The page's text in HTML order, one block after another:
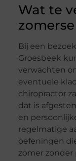
Wat te
Bij een
Groesbeek
verwachten
eventuele
chiropractor
dat is
en
regelmatige
oefeningen
zomer